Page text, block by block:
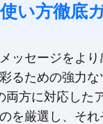
い方徹底
ッセージをより
るための強力な
方に対応した
を厳選し、それ